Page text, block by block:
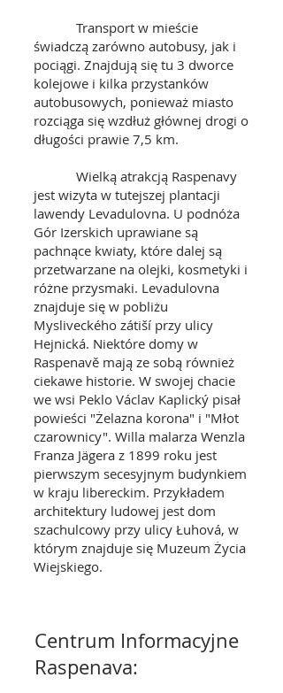
Transport w mieście
świadczą zarówno autobusy, jak i
pociągi. Znajdują się tu 3 dworce
kolejowe i kilka przystanków
autobusowych, ponieważ miasto
rozciąga się wzdłuż głównej drogi o
długości prawie 7,5 km.
Wielką atrakcją Raspenavy
jest wizyta w tutejszej plantacji
lawendy Levadulovna. U podnóża
Gór Izerskich uprawiane są
pachnące kwiaty, które dalej są
przetwarzane na olejki, kosmetyki i
różne przysmaki. Levadulovna
znajduje się w pobliżu
Mysliveckého zátiší przy ulicy
Hejnická. Niektóre domy w
Raspenavě mają ze sobą również
ciekawe historie. W swojej chacie
we wsi Peklo Václav Kaplický pisał
powieści "Żelazna korona" i "Młot
czarownicy". Willa malarza Wenzla
Franza Jägera z 1899 roku jest
pierwszym secesyjnym budynkiem
w kraju libereckim. Przykładem
architektury ludowej jest dom
szachulcowy przy ulicy Łuhová, w
którym znajduje się Muzeum Życia
Wiejskiego.
Centrum Informacyjne
Raspenava: